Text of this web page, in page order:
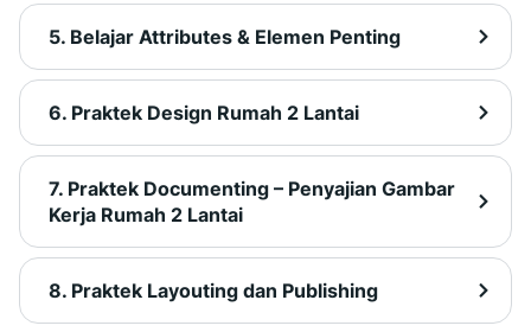
5. Belajar Attributes & Elemen Penting
6. Praktek Design Rumah 2 Lantai
7. Praktek Documenting – Penyajian Gambar
Kerja Rumah 2 Lantai
8. Praktek Layouting dan Publishing